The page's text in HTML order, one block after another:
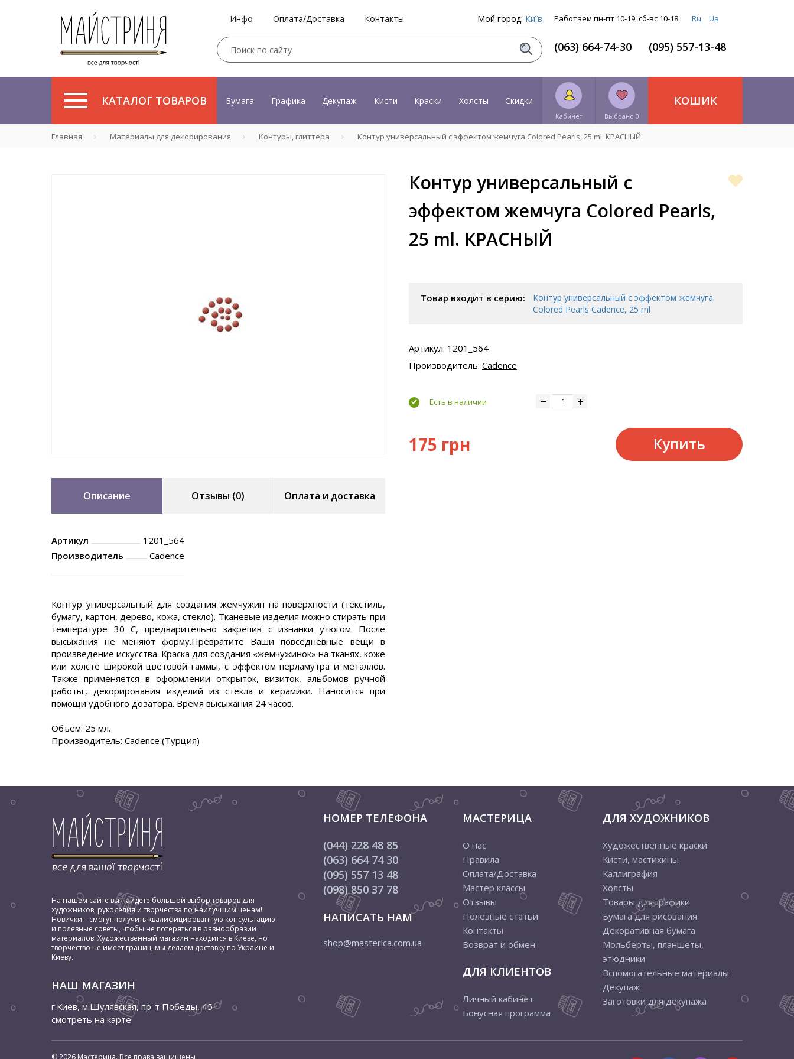
Инфо Оплата/Доставка Контакты Мой город: Київ Работаем пн-пт 10-19, сб-вс 10-18 Ru Ua
(063) 664-74-30 (095) 557-13-48
КАТАЛОГ ТОВАРОВ Бумага Графика Декупаж Кисти Краски Холсты Скидки
Кабинет Выбрано 0
КОШИК
Главная Материалы для декорирования Контуры, глиттера Контур универсальный с эффектом жемчуга Colored Pearls, 25 ml. КРАСНЫЙ
Описание Отзывы (0) Оплата и доставка
Артикул
1201_564
Производитель
Cadence
Контур универсальный для создания жемчужин на поверхности (текстиль,
бумагу, картон, дерево, кожа, стекло). Тканевые изделия можно стирать при
температуре 30 С, предварительно закрепив с изнанки утюгом. После
высыхания не меняют форму.Превратите Ваши повседневные вещи в
произведение искусства. Краска для создания «жемчужинок» на тканях, коже
или холсте широкой цветовой гаммы, с эффектом перламутра и металлов.
Также применяется в оформлении открыток, визиток, альбомов ручной
работы., декорирования изделий из стекла и керамики. Наносится при
помощи удобного дозатора. Время высыхания 24 часов.
Объем: 25 мл.
Производитель: Cadence (Турция)
Контур универсальный с
эффектом жемчуга Colored Pearls,
25 ml. КРАСНЫЙ
Товар входит в серию:
Контур универсальный с эффектом жемчуга
Colored Pearls Cadence, 25 ml
Артикул: 1201_564
Производитель: Cadence
Есть в наличии
175 грн Купить
На нашем сайте вы найдете большой выбор товаров для
художников, рукоделия и творчества по наилучшим ценам!
Новички – смогут получить квалифицированную консультацию
и полезные советы, чтобы не потеряться в разнообразии
материалов. Художественный магазин находится в Киеве, но
творчество не имеет границ, мы делаем доставку по Украине и
Киеву.
НАШ МАГАЗИН
г.Киев, м.Шулявская,пр-т Победы, 45
смотреть на карте
НОМЕР ТЕЛЕФОНА
(044) 228 48 85
(063) 664 74 30
(095) 557 13 48
(098) 850 37 78
НАПИСАТЬ НАМ
shop@masterica.com.ua
МАСТЕРИЦА
О нас
Правила
Оплата/Доставка
Мастер классы
Отзывы
Полезные статьи
Контакты
Возврат и обмен
ДЛЯ КЛИЕНТОВ
Личный кабинет
Бонусная программа
ДЛЯ ХУДОЖНИКОВ
Художественные краски
Кисти, мастихины
Каллиграфия
Холсты
Товары для графики
Бумага для рисования
Декоративная бумага
Мольберты, планшеты,
этюдники
Вспомогательные материалы
Декупаж
Заготовки для декупажа
© 2026 Мастерица. Все права защищены